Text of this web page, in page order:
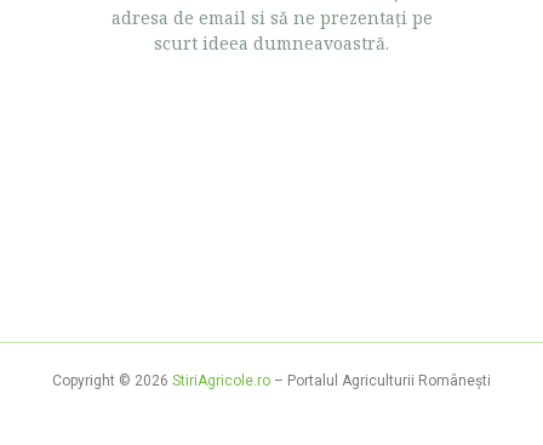
adresa de email si să ne prezentaţi pe
scurt ideea dumneavoastră.
Copyright © 2026 StiriAgricole.ro – Portalul Agriculturii Româneşti